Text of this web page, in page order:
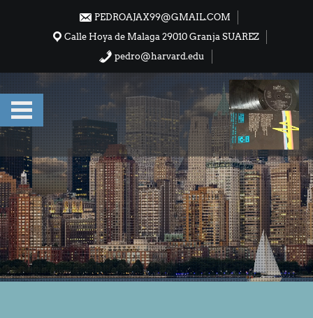
PEDROAJAX99@GMAIL.COM
Calle Hoya de Malaga 29010 Granja SUAREZ
pedro@harvard.edu